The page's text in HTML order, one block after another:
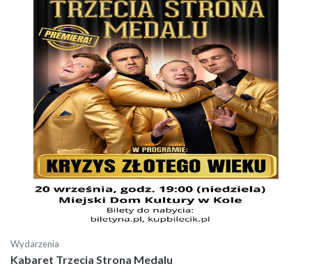
Wydarzenia
Kabaret Trzecia Strona Medalu